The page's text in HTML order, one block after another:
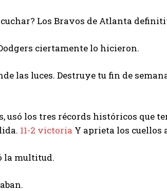
Los Bravos de Atlanta
ciertamente lo hicieron.
las luces. Destruye tu fin de
usó los tres récords históricos que
11-2 victoria Y aprieta los cuellos
la multitud.